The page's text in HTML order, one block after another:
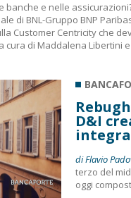
banche e nelle
di BNL-Gruppo BNP
Customer Centricity che
di Maddalena Libertini
D&I
di Flavio
terzo del
oggi